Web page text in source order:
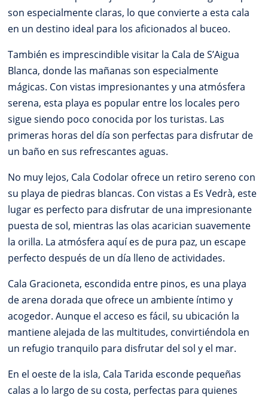
son especialmente claras, lo que convierte a esta cala
en un destino ideal para los aficionados al buceo.
También es imprescindible visitar la Cala de S’Aigua
Blanca, donde las mañanas son especialmente
mágicas. Con vistas impresionantes y una atmósfera
serena, esta playa es popular entre los locales pero
sigue siendo poco conocida por los turistas. Las
primeras horas del día son perfectas para disfrutar de
un baño en sus refrescantes aguas.
No muy lejos, Cala Codolar ofrece un retiro sereno con
su playa de piedras blancas. Con vistas a Es Vedrà, este
lugar es perfecto para disfrutar de una impresionante
puesta de sol, mientras las olas acarician suavemente
la orilla. La atmósfera aquí es de pura paz, un escape
perfecto después de un día lleno de actividades.
Cala Gracioneta, escondida entre pinos, es una playa
de arena dorada que ofrece un ambiente íntimo y
acogedor. Aunque el acceso es fácil, su ubicación la
mantiene alejada de las multitudes, convirtiéndola en
un refugio tranquilo para disfrutar del sol y el mar.
En el oeste de la isla, Cala Tarida esconde pequeñas
calas a lo largo de su costa, perfectas para quienes